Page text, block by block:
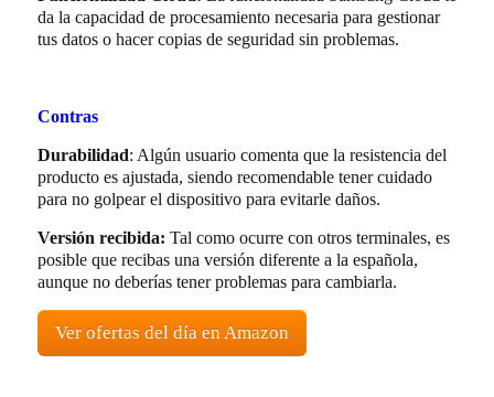
da la capacidad de procesamiento necesaria para gestionar
tus datos o hacer copias de seguridad sin problemas.
Contras
Durabilidad: Algún usuario comenta que la resistencia del
producto es ajustada, siendo recomendable tener cuidado
para no golpear el dispositivo para evitarle daños.
Versión recibida: Tal como ocurre con otros terminales, es
posible que recibas una versión diferente a la española,
aunque no deberías tener problemas para cambiarla.
Ver ofertas del día en Amazon